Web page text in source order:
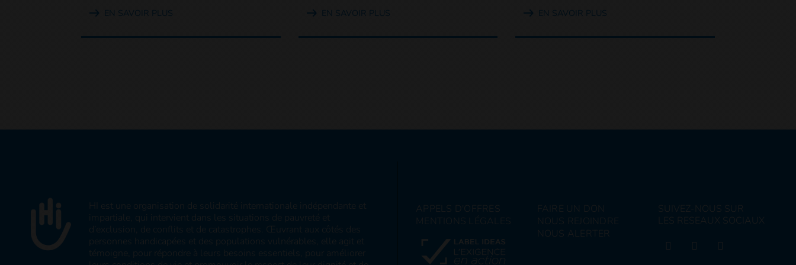
EN SAVOIR PLUS EN SAVOIR PLUS EN SAVOIR PLUS
HI est une organisation de solidarité internationale indépendante et
impartiale, qui intervient dans les situations de pauvreté et
d’exclusion, de conflits et de catastrophes. Œuvrant aux côtés des
personnes handicapées et des populations vulnérables, elle agit et
témoigne, pour répondre à leurs besoins essentiels, pour améliorer
APPELS D'OFFRES
MENTIONS LÉGALES
FAIRE UN DON
NOUS REJOINDRE
NOUS ALERTER
SUIVEZ-NOUS SUR
LES RESEAUX SOCIAUX